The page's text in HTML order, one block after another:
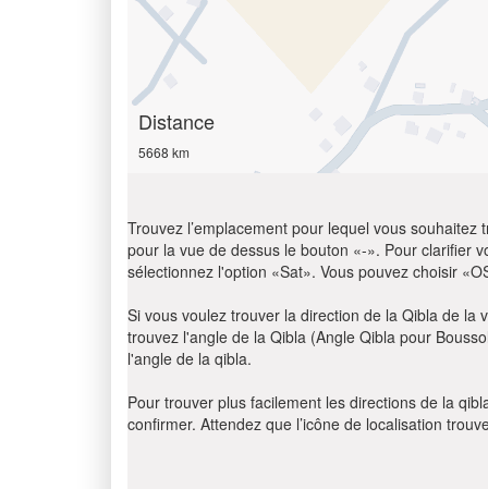
Distance
5668 km
Trouvez l’emplacement pour lequel vous
pour la vue de dessus le bouton «-». Pour clarifier
sélectionnez l'option «Sat». Vous pouvez choisir
Si vous voulez trouver la direction de la Qibla de la
trouvez l'angle de la Qibla (Angle Qibla pour
l'angle de la qibla.
Pour trouver plus facilement les directions de la
confirmer. Attendez que l’icône de localisation